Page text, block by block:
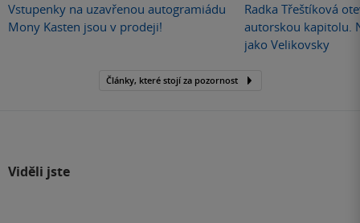
Vstupenky na uzavřenou autogramiádu
Mony Kasten jsou v prodeji!
Radka Třeštíková
autorskou kapitolu.
jako Velikovsky
Články, které stojí za pozornost
Viděli jste